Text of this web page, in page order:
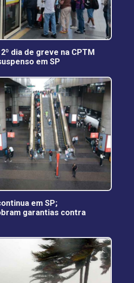
dia de greve na CPTM
em SP
em SP;
garantias contra